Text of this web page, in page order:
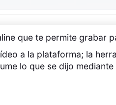
que te permite grabar
a la plataforma; la
lo que se dijo mediante